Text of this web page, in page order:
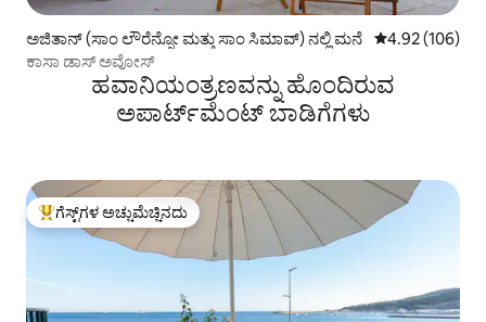
ಅಜಿತಾನ್ (ಸಾಂ ಲೌರೆನ್ಸೋ ಮತ್ತು ಸಾಂ ಸಿಮಾವ್) ನಲ್ಲಿ ಮನೆ 5 ರಲ್ಲಿ 4.92
4.92 (106)
ಕಾಸಾ ಡಾಸ್ ಅವೋಸ್
ಹವಾನಿಯಂತ್ರಣವನ್ನು ಹೊಂದಿರುವ
ಅಪಾರ್ಟ್‌ಮೆಂಟ್‌ ಬಾಡಿಗೆಗಳು
ಗೆಸ್ಟ್‌ಗಳಿಗೆ ಅತಿ ಹೆಚ್ಚು ಅಚ್ಚುಮೆಚ್ಚಿನದು
ಗೆಸ್ಟ್‌ಗಳ ಅಚ್ಚುಮೆಚ್ಚಿನದು